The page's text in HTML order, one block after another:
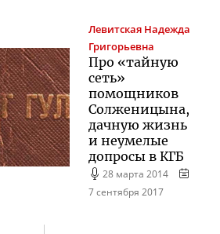
Левитская Надежда
Григорьевна
Про «тайную
сеть»
помощников
Солженицына,
дачную жизнь
и неумелые
допросы в КГБ
28 марта 2014
7 сентября 2017